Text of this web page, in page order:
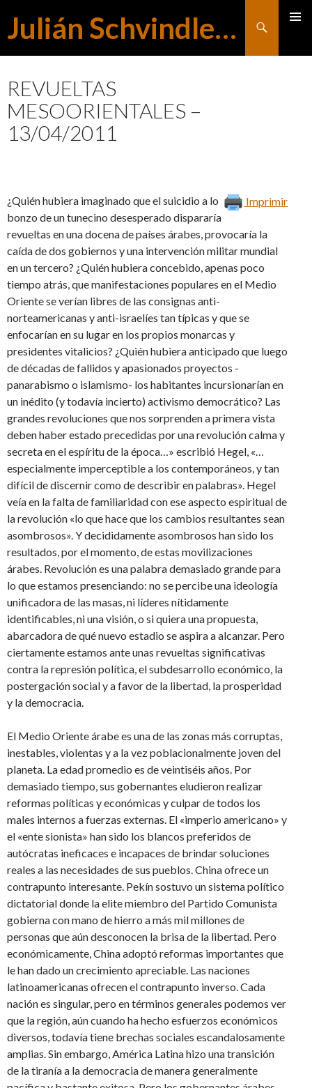
Julián Schvindlerman
Buscar
AL
REVUELTAS
MESOORIENTALES –
13/04/2011
Imprimir
¿Quién hubiera imaginado que el suicidio a lo
bonzo de un tunecino desesperado dispararía
revueltas en una docena de países árabes, provocaría la
caída de dos gobiernos y una intervención militar mundial
en un tercero? ¿Quién hubiera concebido, apenas poco
tiempo atrás, que manifestaciones populares en el Medio
Oriente se verían libres de las consignas anti-
norteamericanas y anti-israelíes tan típicas y que se
enfocarían en su lugar en los propios monarcas y
presidentes vitalicios? ¿Quién hubiera anticipado que luego
de décadas de fallidos y apasionados proyectos -
panarabismo o islamismo- los habitantes incursionarían en
un inédito (y todavía incierto) activismo democrático? Las
grandes revoluciones que nos sorprenden a primera vista
deben haber estado precedidas por una revolución calma y
secreta en el espíritu de la época…» escribió Hegel, «…
especialmente imperceptible a los contemporáneos, y tan
difícil de discernir como de describir en palabras». Hegel
veía en la falta de familiaridad con ese aspecto espiritual de
la revolución «lo que hace que los cambios resultantes sean
asombrosos». Y decididamente asombrosos han sido los
resultados, por el momento, de estas movilizaciones
árabes. Revolución es una palabra demasiado grande para
lo que estamos presenciando: no se percibe una ideología
unificadora de las masas, ni líderes nítidamente
identificables, ni una visión, o si quiera una propuesta,
abarcadora de qué nuevo estadio se aspira a alcanzar. Pero
ciertamente estamos ante unas revueltas significativas
contra la represión política, el subdesarrollo económico, la
postergación social y a favor de la libertad, la prosperidad
y la democracia.
El Medio Oriente árabe es una de las zonas más corruptas,
inestables, violentas y a la vez poblacionalmente joven del
planeta. La edad promedio es de veintiséis años. Por
demasiado tiempo, sus gobernantes eludieron realizar
reformas políticas y económicas y culpar de todos los
males internos a fuerzas externas. El «imperio americano» y
el «ente sionista» han sido los blancos preferidos de
autócratas ineficaces e incapaces de brindar soluciones
reales a las necesidades de sus pueblos. China ofrece un
contrapunto interesante. Pekín sostuvo un sistema político
dictatorial donde la elite miembro del Partido Comunista
gobierna con mano de hierro a más mil millones de
personas que aún desconocen la brisa de la libertad. Pero
económicamente, China adoptó reformas importantes que
le han dado un crecimiento apreciable. Las naciones
latinoamericanas ofrecen el contrapunto inverso. Cada
nación es singular, pero en términos generales podemos ver
que la región, aún cuando ha hecho esfuerzos económicos
diversos, todavía tiene brechas sociales escandalosamente
amplias. Sin embargo, América Latina hizo una transición
de la tiranía a la democracia de manera generalmente